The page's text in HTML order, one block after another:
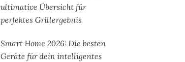
ultimative Übersicht für
perfektes Grillergebnis
Smart Home 2026: Die besten
Geräte für dein intelligentes